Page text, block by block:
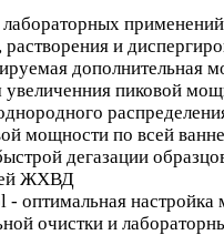
и
дополнительная
увеличенния пиковой
мощности по всей ванне
дегазации
ЖХВД
- оптимальная
очистки и